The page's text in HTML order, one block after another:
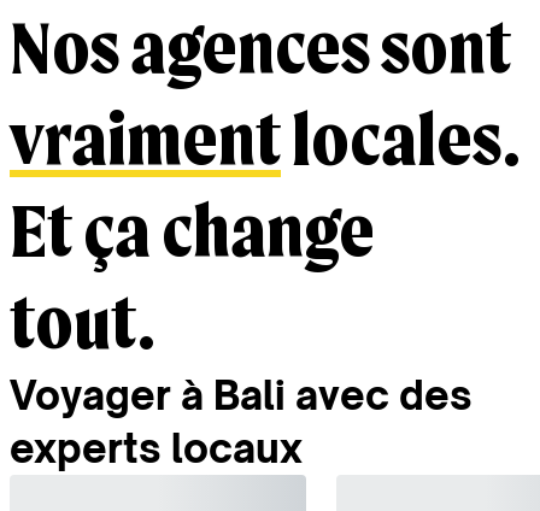
Nos agences sont
vraimentlocales.
Et ça change
tout.
Voyager à Bali avec des
experts locaux